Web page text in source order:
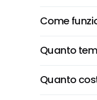
Come
Quanto
Quanto